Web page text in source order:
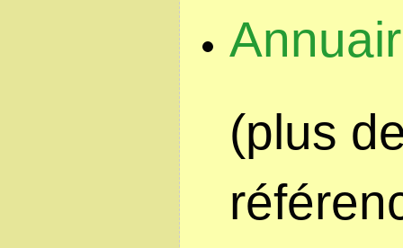
(plus